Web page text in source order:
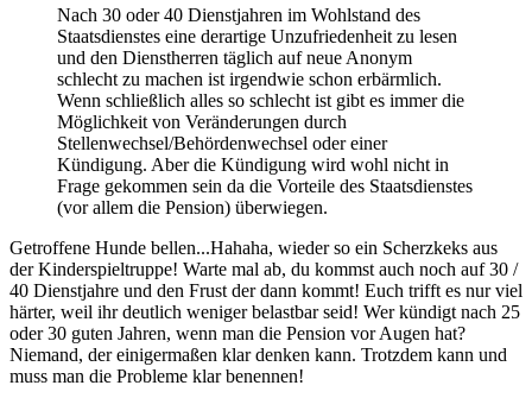
Nach 30 oder 40 Dienstjahren im Wohlstand des
Staatsdienstes eine derartige Unzufriedenheit zu lesen
und den Dienstherren täglich auf neue Anonym
schlecht zu machen ist irgendwie schon erbärmlich.
Wenn schließlich alles so schlecht ist gibt es immer die
Möglichkeit von Veränderungen durch
Stellenwechsel/Behördenwechsel oder einer
Kündigung. Aber die Kündigung wird wohl nicht in
Frage gekommen sein da die Vorteile des Staatsdienstes
(vor allem die Pension) überwiegen.
Getroffene Hunde bellen...Hahaha, wieder so ein Scherzkeks aus
der Kinderspieltruppe! Warte mal ab, du kommst auch noch auf 30 /
40 Dienstjahre und den Frust der dann kommt! Euch trifft es nur viel
härter, weil ihr deutlich weniger belastbar seid! Wer kündigt nach 25
oder 30 guten Jahren, wenn man die Pension vor Augen hat?
Niemand, der einigermaßen klar denken kann. Trotzdem kann und
muss man die Probleme klar benennen!